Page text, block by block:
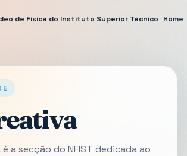
de Física do Instituto Superior Técnico Home
é a secção do NFIST dedicada ao